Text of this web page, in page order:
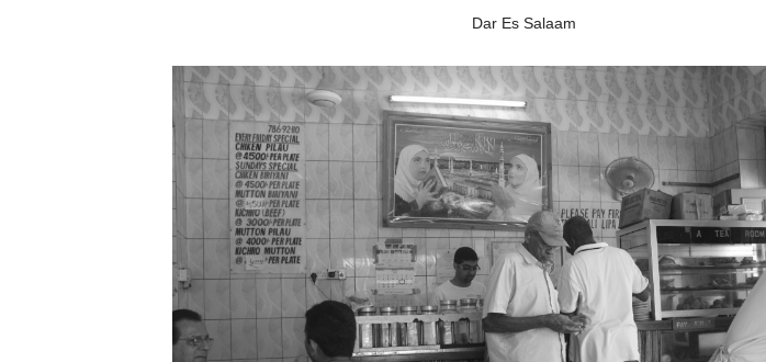
Dar Es Salaam